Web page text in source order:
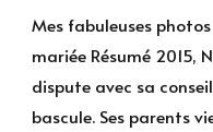
plage
de
la
mariée
de
Mes fabuleuses
mariée Résumé 2015,
dispute avec sa
bascule. Ses parents